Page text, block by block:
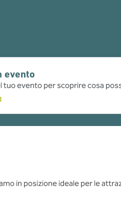
evento
tuo evento per scoprire cosa
in posizione ideale per le